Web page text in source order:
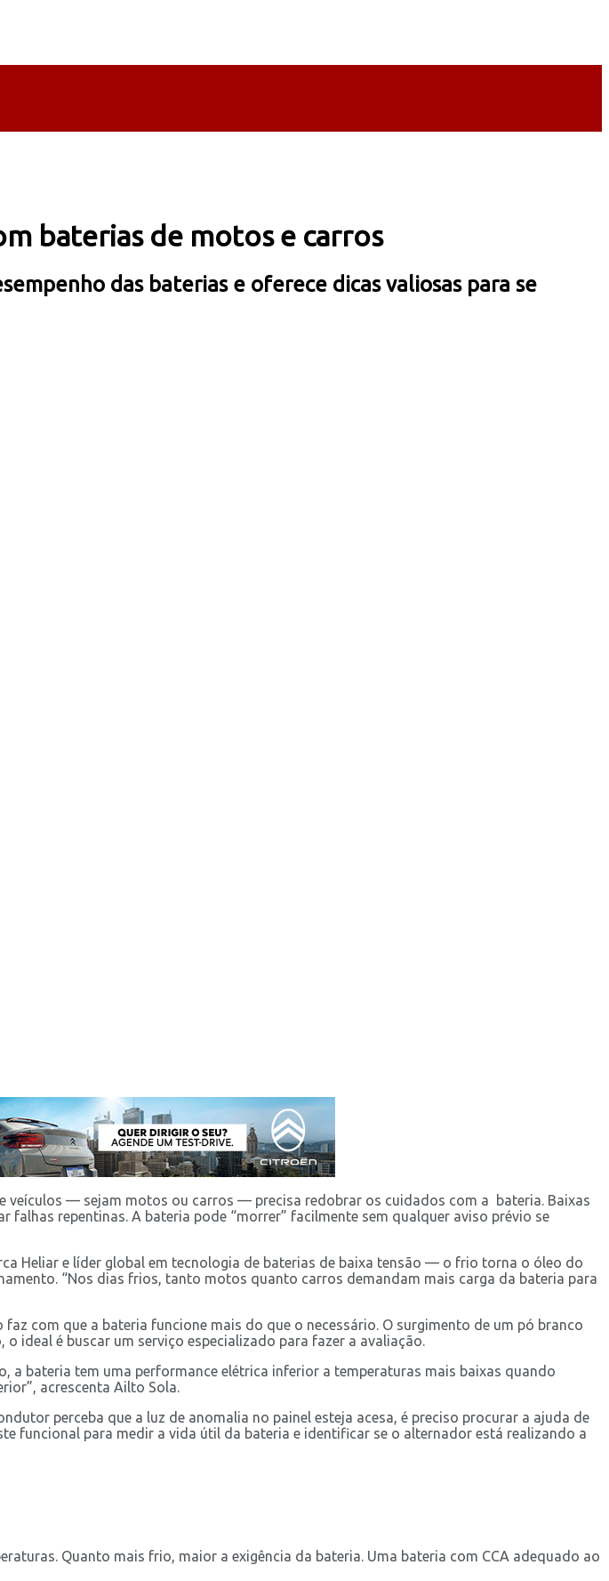
baterias de motos e carros
das baterias e oferece dicas valiosas para se
veículos — sejam motos ou carros — precisa redobrar os cuidados com a bateria. Baixas
repentinas. A bateria pode “morrer” facilmente sem qualquer aviso prévio se
Heliar e líder global em tecnologia de baterias de baixa tensão — o frio torna o óleo do
“Nos dias frios, tanto motos quanto carros demandam mais carga da bateria para
com que a bateria funcione mais do que o necessário. O surgimento de um pó branco
ideal é buscar um serviço especializado para fazer a avaliação.
a bateria tem uma performance elétrica inferior a temperaturas mais baixas quando
acrescenta Ailto Sola.
perceba que a luz de anomalia no painel esteja acesa, é preciso procurar a ajuda de
funcional para medir a vida útil da bateria e identificar se o alternador está realizando a
Quanto mais frio, maior a exigência da bateria. Uma bateria com CCA adequado ao